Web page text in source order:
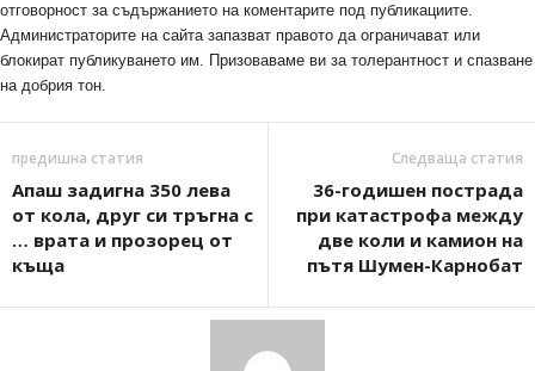
отговорност за съдържанието на коментарите под публикациите.
Администраторите на сайта запазват правото да ограничават или
блокират публикуването им. Призоваваме ви за толерантност и спазване
на добрия тон.
предишна статия
Апаш задигна 350 лева
от кола, друг си тръгна с
… врата и прозорец от
къща
Следваща статия
36-годишен пострада
при катастрофа между
две коли и камион на
пътя Шумен-Карнобат